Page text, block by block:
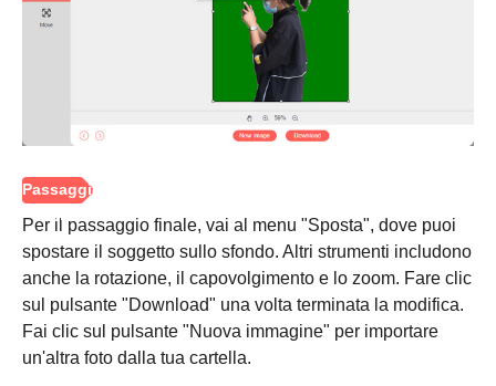
Per il passaggio finale, vai al menu "Sposta", dove puoi
spostare il soggetto sullo sfondo. Altri strumenti includono
anche la rotazione, il capovolgimento e lo zoom. Fare clic
sul pulsante "Download" una volta terminata la modifica.
Fai clic sul pulsante "Nuova immagine" per importare
un'altra foto dalla tua cartella.